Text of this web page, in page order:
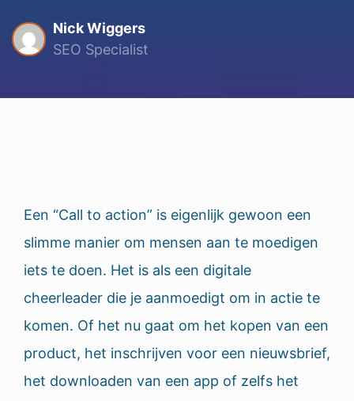
Nick Wiggers
SEO Specialist
Een “Call to action” is eigenlijk gewoon een
slimme manier om mensen aan te moedigen
iets te doen. Het is als een digitale
cheerleader die je aanmoedigt om in actie te
komen. Of het nu gaat om het kopen van een
product, het inschrijven voor een nieuwsbrief,
het downloaden van een app of zelfs het